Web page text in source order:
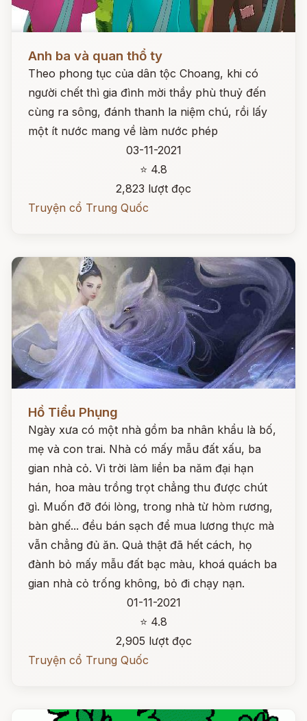
Anh ba và quan thổ ty
Theo phong tục của dân tộc Choang, khi có
người chết thì gia đình mời thầy phù thuỷ đến
cùng ra sông, đánh thanh la niệm chú, rồi lấy
một ít nước mang về làm nước phép
03-11-2021
⭐ 4.8
2,823 lượt đọc
Truyện cổ Trung Quốc
Đọc ngay
Hồ Tiểu Phụng
Ngày xưa có một nhà gồm ba nhân khẩu là bố,
mẹ và con trai. Nhà có mấy mẫu đất xấu, ba
gian nhà cỏ. Vì trời làm liền ba năm đại hạn
hán, hoa màu trồng trọt chẳng thu được chút
gì. Muốn đỡ đói lòng, trong nhà từ hòm rương,
bàn ghế... đều bán sạch để mua lương thực mà
vẫn chẳng đủ ăn. Quả thật đã hết cách, họ
đành bỏ mấy mẫu đất bạc màu, khoá quách ba
gian nhà cỏ trống không, bỏ đi chạy nạn.
01-11-2021
⭐ 4.8
2,905 lượt đọc
Truyện cổ Trung Quốc